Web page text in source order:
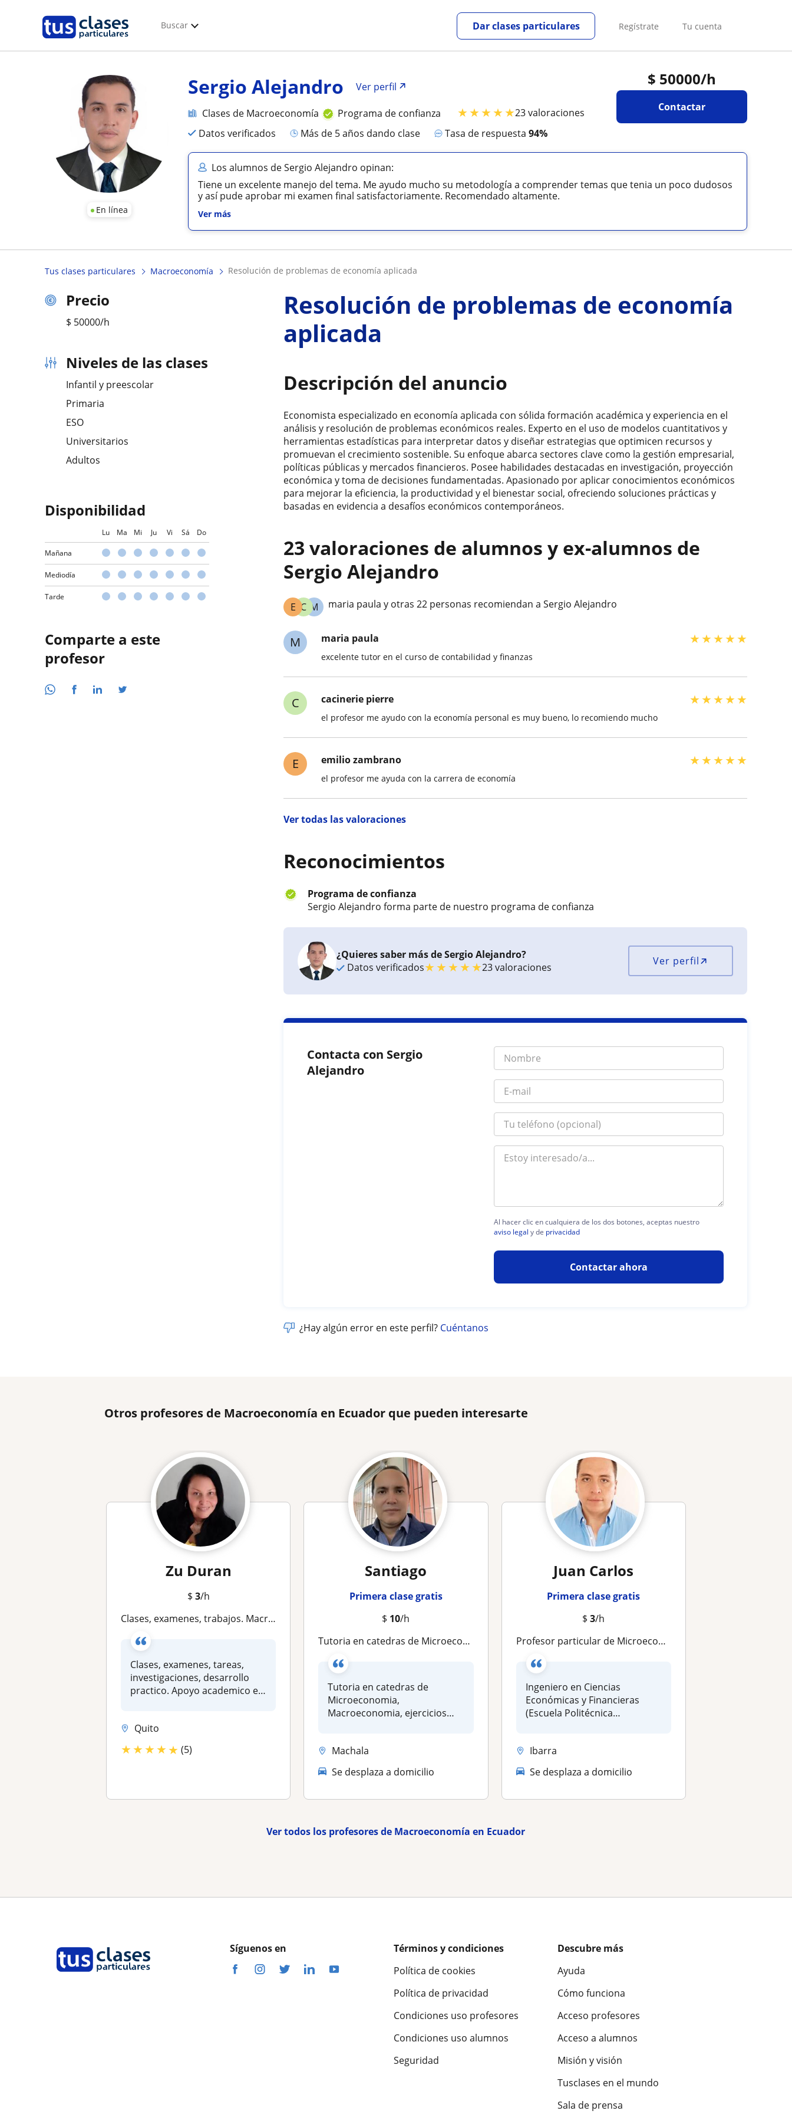
Buscar Regístrate Tu cuenta
Dar clases particulares
En línea
$ 50000/h
Contactar
Sergio Alejandro Ver perfil
Clases de Macroeconomía Programa de confianza ★★★★★23 valoraciones
Datos verificados
más de 5 años dando clase Tasa de respuesta94%
Los alumnos de Sergio Alejandro opinan:
Tiene un excelente manejo del tema. Me ayudo mucho su metodología a comprender temas que tenia un poco dudosos
y así pude aprobar mi examen final satisfactoriamente. Recomendado altamente.
Ver más
Tus clases particulares Macroeconomía resolución de problemas de economía aplicada
Precio
$ 50000/h
Niveles de las clases
Infantil y preescolar
Primaria
ESO
Universitarios
Adultos
Disponibilidad
Lu Ma Mi Ju Vi Sá Do
Mañana
Mediodía
Tarde
Comparte a este
profesor
Resolución de problemas de economía
aplicada
Descripción del anuncio
Economista especializado en economía aplicada con sólida formación académica y experiencia en el
análisis y resolución de problemas económicos reales. Experto en el uso de modelos cuantitativos y
herramientas estadísticas para interpretar datos y diseñar estrategias que optimicen recursos y
promuevan el crecimiento sostenible. Su enfoque abarca sectores clave como la gestión empresarial,
políticas públicas y mercados financieros. Posee habilidades destacadas en investigación, proyección
económica y toma de decisiones fundamentadas. Apasionado por aplicar conocimientos económicos
para mejorar la eficiencia, la productividad y el bienestar social, ofreciendo soluciones prácticas y
basadas en evidencia a desafíos económicos contemporáneos.
23 valoraciones de alumnos y ex-alumnos de
Sergio Alejandro
M
C
E maria paula y otras 22 personas recomiendan a Sergio Alejandro
M maria paula ★★★★★
excelente tutor en el curso de contabilidad y finanzas
C cacinerie pierre ★★★★★
el profesor me ayudo con la economía personal es muy bueno, lo recomiendo mucho
E emilio zambrano ★★★★★
el profesor me ayuda con la carrera de economía
Ver todas las valoraciones
Reconocimientos
Programa de confianza
Sergio Alejandro forma parte de nuestro programa de confianza
¿Quieres saber más de Sergio Alejandro?
Datos verificados★★★★★23 valoraciones Ver perfil
Contacta con Sergio
Alejandro
Al hacer clic en cualquiera de los dos botones, aceptas nuestro
aviso legal y de privacidad
Contactar ahora
¿Hay algún error en este perfil? Cuéntanos
Otros profesores de Macroeconomía en Ecuador que pueden interesarte
Zu Duran
$ 3/h
Clases, examenes, trabajos. Macro, Micro, Estadistica, Finanzas, temas economia en general
Clases, examenes, tareas,
investigaciones, desarrollo
practico. Apoyo academico en
Quito
★★★★★ (5)
Santiago
Primera clase gratis
$ 10/h
Tutoria en catedras de Microeconomia, Macroeconomia, ejercicios practicos para una mejor comprension de la materia
Tutoria en catedras de
Microeconomia,
Macroeconomia, ejercicios
Machala
Se desplaza a domicilio
Juan Carlos
Primera clase gratis
$3/h
Profesor particular de Microeconomía, Macroeconomía, Econometría, Finanzas, Tesis con 4 años de experiencia
Ingeniero en Ciencias
Económicas y Financieras
(Escuela Politécnica
Ibarra
Se desplaza a domicilio
Ver todos los profesores de Macroeconomía en Ecuador
Síguenos en
Términos y condiciones
Política de cookies
Política de privacidad
Condiciones uso profesores
Condiciones uso alumnos
Seguridad
Descubre más
Ayuda
Cómo funciona
Acceso profesores
Acceso a alumnos
Misión y visión
Tusclases en el mundo
Sala de prensa